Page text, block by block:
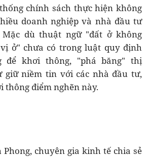
chính sách thực hiện không
doanh nghiệp và nhà đầu tư
dù thuật ngữ "đất ở không
ở" chưa có trong luật quy định
để khơi thông, "phá băng" thị
giữ niềm tin với các nhà đầu tư,
thông điểm nghẽn này.
Phong, chuyên gia kinh tế chia sẻ